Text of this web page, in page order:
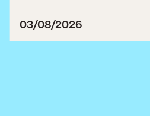
Ziua Timișoarei
ultimă serie de
03/08/2026